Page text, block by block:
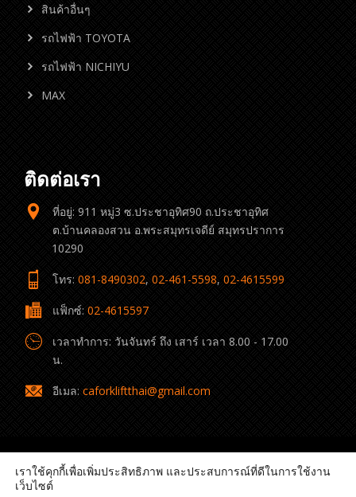
สินค้าอื่นๆ
รถไฟฟ้า TOYOTA
รถไฟฟ้า NICHIYU
MAX
ติดต่อเรา
ที่อยู่: 911 หมู่3 ซ.ประชาอุทิศ90 ถ.ประชาอุทิศ
ต.บ้านคลองสวน อ.พระสมุทรเจดีย์ สมุทรปราการ
10290
โทร: 081-8490302, 02-461-5598, 02-4615599
แฟ็กซ์: 02-4615597
เวลาทำการ: วันจันทร์ ถึง เสาร์ เวลา 8.00 - 17.00
น.
อีเมล: caforkliftthai@gmail.com
เราใช้คุกกี้เพื่อเพิ่มประสิทธิภาพ และประสบการณ์ที่ดีในการใช้งาน
เว็บไซต์